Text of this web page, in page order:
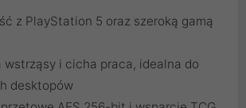
z PlayStation 5 oraz szeroką gamą
wstrząsy i cicha praca, idealna do
desktopów